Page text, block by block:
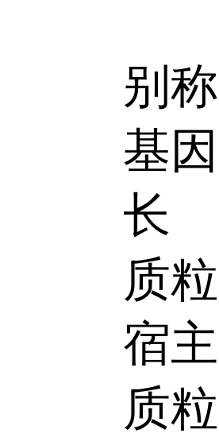
别称
基因
长
质粒
宿主
质粒